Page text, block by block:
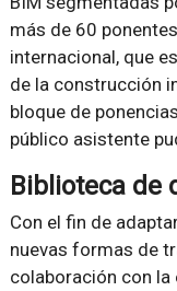
más de 60
internacional, que
de la construcción
bloque de
público asistente
Biblioteca de
Con el fin de
nuevas formas de
colaboración con la